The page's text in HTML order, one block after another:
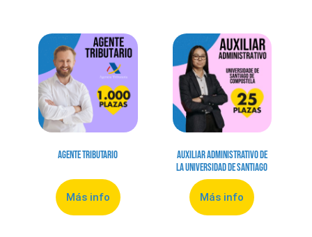
Agente Tributario
Más info
Auxiliar Administrativo de
la Universidad de Santiago
Más info